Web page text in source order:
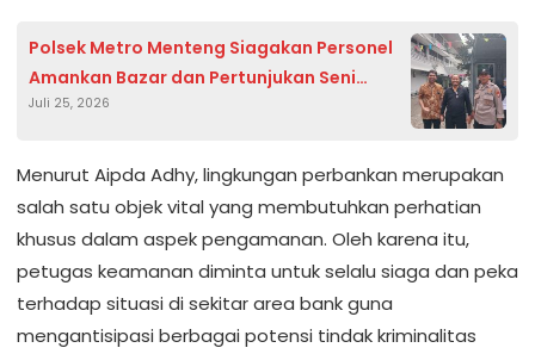
Polsek Metro Menteng Siagakan Personel
Amankan Bazar dan Pertunjukan Seni
Festival Kalipasir 2 di Kampus IKJ
Juli 25, 2026
Menurut Aipda Adhy, lingkungan perbankan merupakan
salah satu objek vital yang membutuhkan perhatian
khusus dalam aspek pengamanan. Oleh karena itu,
petugas keamanan diminta untuk selalu siaga dan peka
terhadap situasi di sekitar area bank guna
mengantisipasi berbagai potensi tindak kriminalitas